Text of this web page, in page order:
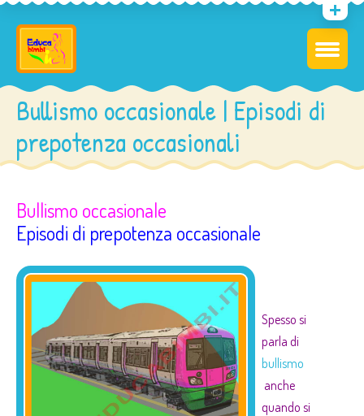
Bullismo occasionale | Episodi di
prepotenza occasionali
Bullismo occasionale
Episodi di prepotenza occasionale
Spesso si
parla di
bullismo
anche
quando si